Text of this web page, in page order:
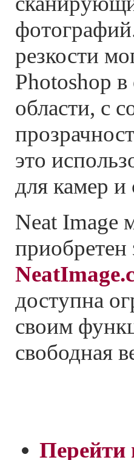
резкости
Photoshop
области, с
это
для камер и
Neat Image
приобретен
доступна
своим
свободная
Перейти